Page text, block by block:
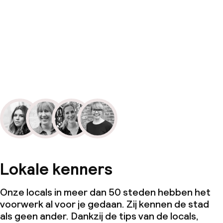
Lokale kenners
Onze locals in meer dan 50 steden hebben het
voorwerk al voor je gedaan. Zij kennen de stad
als geen ander. Dankzij de tips van de locals,